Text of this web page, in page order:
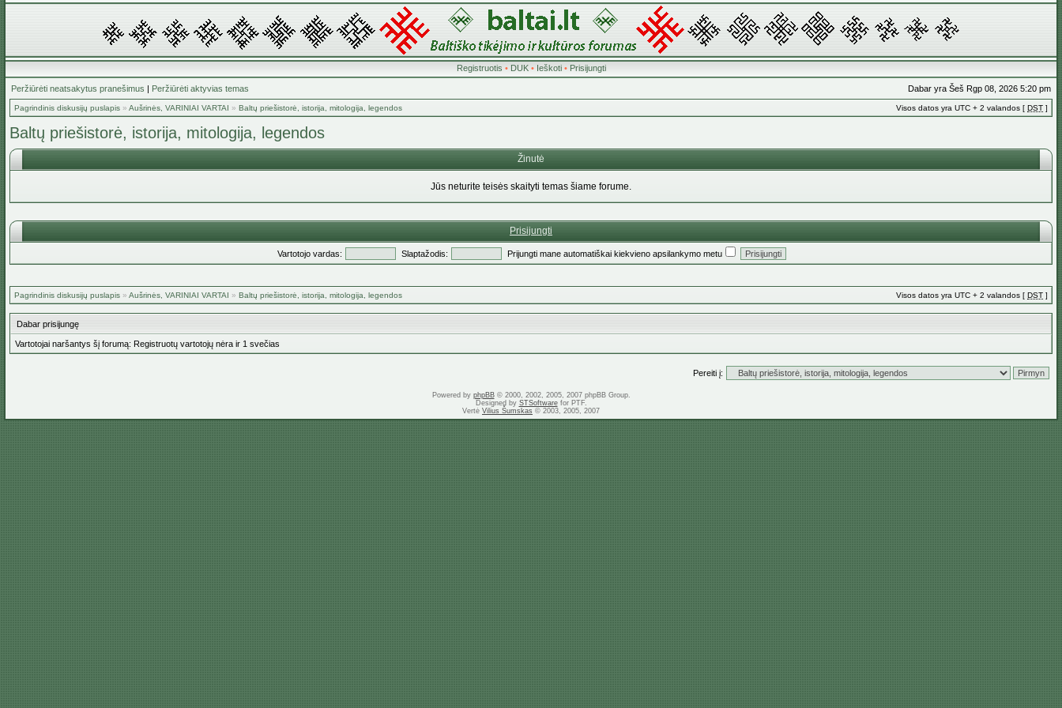
Registruotis • DUK• Ieškoti• Prisijungti
Peržiūrėti neatsakytus pranešimus | Peržiūrėti aktyvias temas Dabar yra Šeš Rgp 08, 2026 5:20 pm
Pagrindinis diskusijų puslapis » Aušrinės, VARINIAI VARTAI » Baltų priešistorė, istorija, mitologija, legendos Visos datos yra UTC + 2 valandos [ DST ]
Baltų priešistorė, istorija, mitologija, legendos
Žinutė
Jūs neturite teisės skaityti temas šiame forume.
Prisijungti
Vartotojo vardas: Slaptažodis: Prijungti mane automatiškai kiekvieno apsilankymo metu
Pagrindinis diskusijų puslapis » Aušrinės, VARINIAI VARTAI » Baltų priešistorė, istorija, mitologija, legendos Visos datos yra UTC + 2 valandos [ DST ]
Dabar prisijungę
Vartotojai naršantys šį forumą: Registruotų vartotojų nėra ir 1 svečias
Pereiti į:
Powered by phpBB© 2000, 2002, 2005, 2007 phpBB Group.
Designed by STSoftwarefor PTF.
Vertė Vilius Šumskas © 2003, 2005, 2007